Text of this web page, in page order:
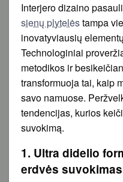
Interjero dizaino
sienų plytelėstampa
inovatyviausių
Technologiniai
metodikos ir
transformuoja tai, kaip
savo namuose.
tendencijas, kurios
suvokimą.
1. Ultra didelio
erdvės suvokimas